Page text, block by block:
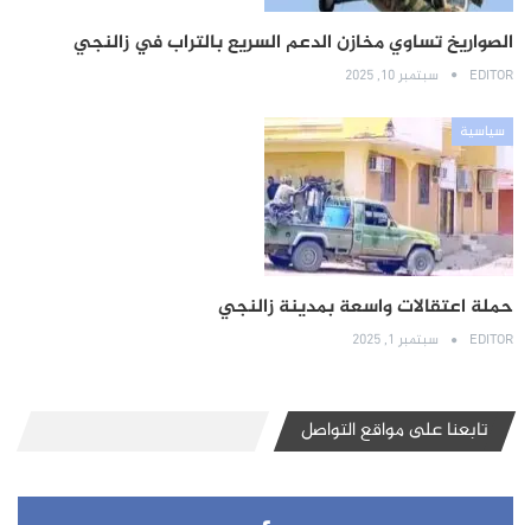
الصواريخ تساوي مخازن الدعم السريع بالتراب في زالنجي
EDITOR سبتمبر 10, 2025
سياسية
حملة اعتقالات واسعة بمدينة زالنجي
EDITOR سبتمبر 1, 2025
تابعنا على مواقع التواصل